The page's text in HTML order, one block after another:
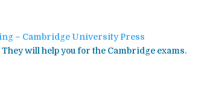
– Cambridge University Press
will help you for the Cambridge exams.